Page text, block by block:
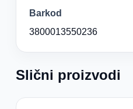
Barkod
3800013550236
Slični proizvodi